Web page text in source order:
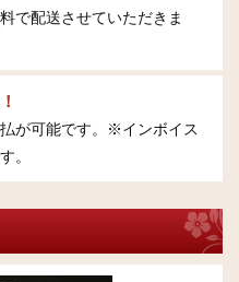
で配送させていただきま
が可能です。※インボイス
。